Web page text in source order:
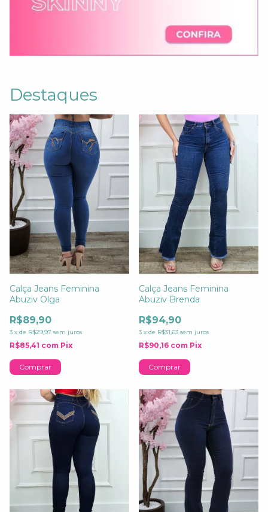
Destaques
Calça Jeans Feminina
Abuziv Olga
R$89,90
3 x de R$29,97 sem juros
R$85,41 com Pix
Comprar
Calça Jeans Feminina
Abuziv Brenda
R$94,90
3 x de R$31,63 sem juros
R$90,16 com Pix
Comprar